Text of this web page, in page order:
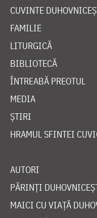
CUVINTE
FAMILIE
LITURGICĂ
BIBLIOTECĂ
ÎNTREABĂ PREOTUL
MEDIA
ȘTIRI
HRAMUL SFINTEI
AUTORI
PĂRINȚI
MAICI CU VIAȚĂ